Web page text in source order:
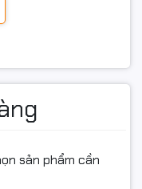
sản phẩm cần
mặt)
độ cao, Wi-Fi